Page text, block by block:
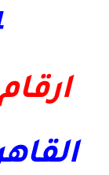
33044844
القاهرة: